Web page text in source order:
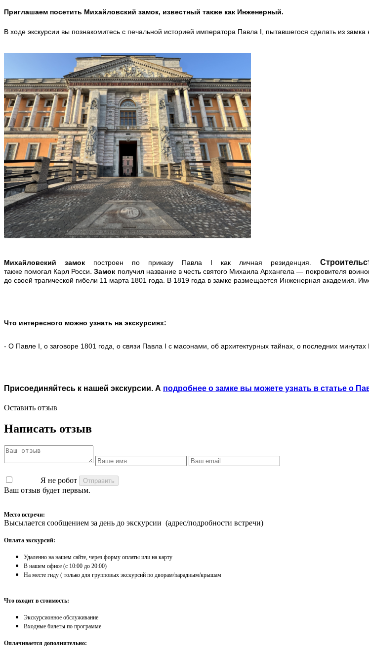
Приглашаем посетить Михайловский замок, известный также как Инженерный.
В ходе экскурсии вы познакомитесь с печальной историей императора Павла I, пытавшегося сделать из
Михайловский замок построен по приказу Павла I как личная резиденция.
также помогал Карл Росси.Замок получил название в честь святого Михаила Архангела — покровителя
до своей трагической гибели 11 марта 1801 года. В 1819 года в замке размещается Инженерная академия.
Что интересного можно узнать на экскурсиях:
- О Павле I, о заговоре 1801 года, о связи Павла I с масонами, об архитектурных тайнах, о последних минутах
Присоединяйтесь к нашей экскурсии. А подробнее о замке вы можете узнать в статье о
Оставить отзыв
Написать отзыв
Я не робот
Ваш отзыв будет первым.
Место встречи:
Высылается сообщением за день до экскурсии (адрес/подробности встречи)
Оплата экскурсий:
Удаленно на нашем сайте, через форму оплаты или на карту
​В нашем офисе (с 10:00 до 20:00)
На месте гиду ( только для групповых экскурсий по дворам/парадным/крышам
Что входит в стоимость:
Экскурсионное обслуживание
Входные билеты по программе
Оплачивается дополнительно: